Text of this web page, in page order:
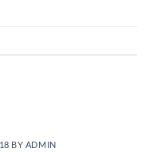
BY ADMIN